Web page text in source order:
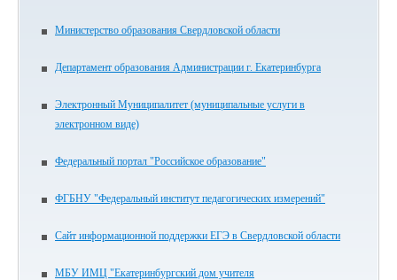
Министерство образования Свердловской области
Департамент образования Администрации г. Екатеринбурга
Электронный Муниципалитет (муниципальные услуги в
электронном виде)
Федеральный портал "Российское образование"
ФГБНУ "Федеральный институт педагогических измерений"
Сайт информационной поддержки ЕГЭ в Свердловской области
МБУ ИМЦ "Екатеринбургский дом учителя